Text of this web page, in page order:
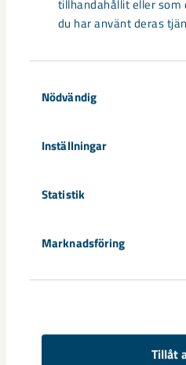
tillhandahållit eller som
du har använt deras
Nödvändig
Inställningar
Statistik
Marknadsföring
Tillåt
Magnus Backe.
Dela